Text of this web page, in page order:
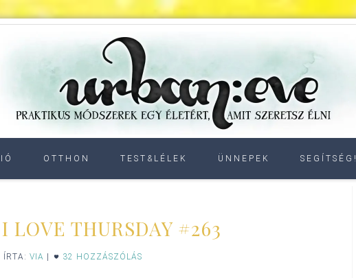
OTTHON TEST&LÉLEK ÜNNEPEK SEGÍTSÉG!
LOVE THURSDAY #263
ÍRTA: VIA 32 HOZZÁSZÓLÁS